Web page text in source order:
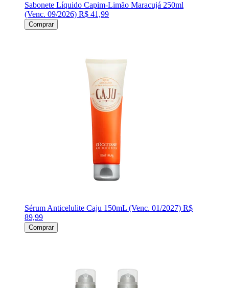
Sabonete Líquido Capim-Limão Maracujá 250ml
(Venc. 09/2026) R$ 41,99
Comprar
Sérum Anticelulite Caju 150mL (Venc. 01/2027) R$
89,99
Comprar